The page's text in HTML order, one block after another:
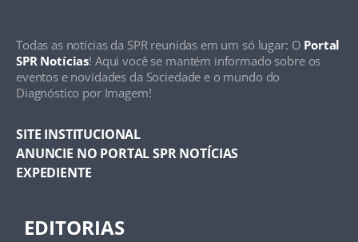
Todas as notícias da SPR reunidas em um só lugar: O Portal
SPR Notícias! Aqui você se mantém informado sobre os
eventos e novidades da Sociedade e o mundo do
Diagnóstico por Imagem!
SITE INSTITUCIONAL
ANUNCIE NO PORTAL SPR NOTÍCIAS
EXPEDIENTE
EDITORIAS